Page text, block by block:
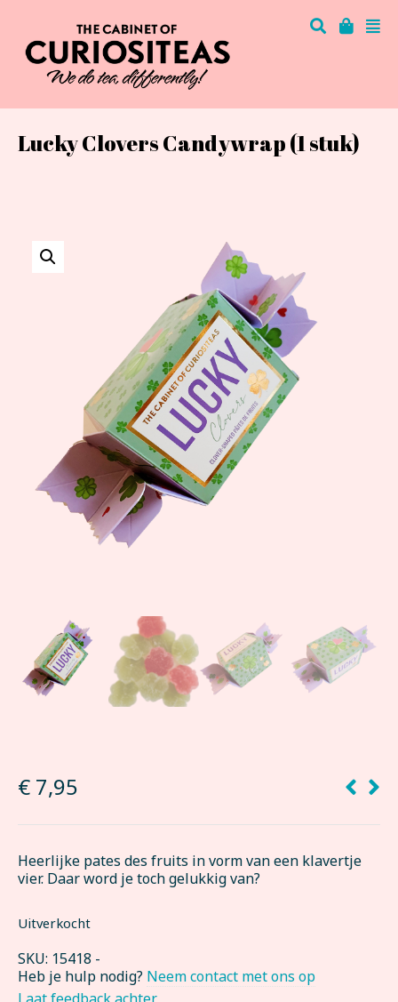
Lucky Clovers Candywrap (1 stuk)
€ 7,95
Heerlijke pates des fruits in vorm van een klavertje
vier. Daar word je toch gelukkig van?
Uitverkocht
SKU: 15418 -
Heb je hulp nodig? Neem contact met ons op